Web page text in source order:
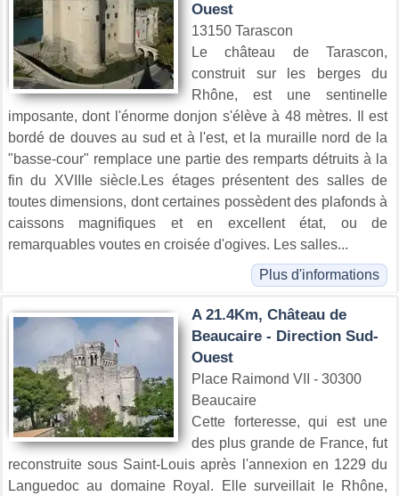
Ouest
13150 Tarascon
Le château de Tarascon,
construit sur les berges du
Rhône, est une sentinelle
imposante, dont l'énorme donjon s'élève à 48 mètres. Il est
bordé de douves au sud et à l'est, et la muraille nord de la
"basse-cour" remplace une partie des remparts détruits à la
fin du XVIIIe siècle.Les étages présentent des salles de
toutes dimensions, dont certaines possèdent des plafonds à
caissons magnifiques et en excellent état, ou de
remarquables voutes en croisée d'ogives. Les salles...
Plus d'informations
A 21.4Km, Château de
Beaucaire - Direction Sud-
Ouest
Place Raimond VII - 30300
Beaucaire
Cette forteresse, qui est une
des plus grande de France, fut
reconstruite sous Saint-Louis après l'annexion en 1229 du
Languedoc au domaine Royal. Elle surveillait le Rhône,